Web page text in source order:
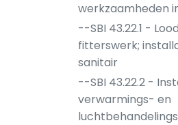
werkzaamheden
--SBI 43.22.1 -
fitterswerk;
sanitair
--SBI 43.22.2 -
verwarmings- en